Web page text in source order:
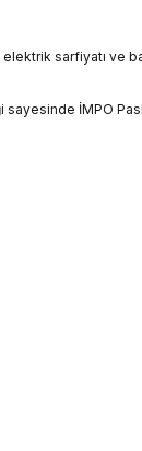
sarfiyatı ve
sayesinde İMPO